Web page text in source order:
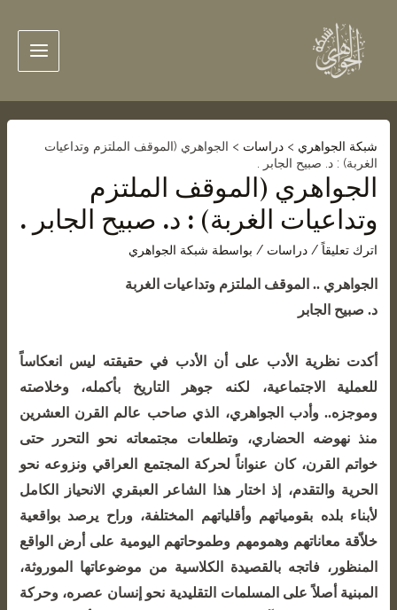
شبكة الجواهري > دراسات > الجواهري (الموقف الملتزم وتداعيات
الغربة) : د. صبيح الجابر .
الجواهري (الموقف الملتزم
وتداعيات الغربة) : د. صبيح الجابر .
اترك تعليقاً / دراسات / بواسطة شبكة الجواهري
الجواهري .. الموقف الملتزم وتداعيات الغربة
د. صبيح الجابر
أكدت نظرية الأدب على أن الأدب في حقيقته ليس انعكاساً
للعملية الاجتماعية، لكنه جوهر التاريخ بأكمله، وخلاصته
وموجزه.. وأدب الجواهري، الذي صاحب عالم القرن العشرين
منذ نهوضه الحضاري، وتطلعات مجتمعاته نحو التحرر حتى
خواتم القرن، كان عنواناً لحركة المجتمع العراقي ونزوعه نحو
الحرية والتقدم، إذ اختار هذا الشاعر العبقري الانحياز الكامل
لأبناء بلده بقومياتهم وأقلياتهم المختلفة، وراح يرصد بواقعية
خلاّقة معاناتهم وهمومهم وطموحاتهم اليومية على أرض الواقع
المنظور، فاتجه بالقصيدة الكلاسية من موضوعاتها الموروثة،
المبنية أصلاً على المسلمات التقليدية نحو إنسان عصره، وحركة